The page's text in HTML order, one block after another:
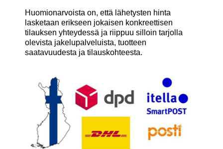
Huomionarvoista on, että lähetysten hinta
lasketaan erikseen jokaisen konkreettisen
tilauksen yhteydessä ja riippuu silloin tarjolla
olevista jakelupalveluista, tuotteen
saatavuudesta ja tilauskohteesta.